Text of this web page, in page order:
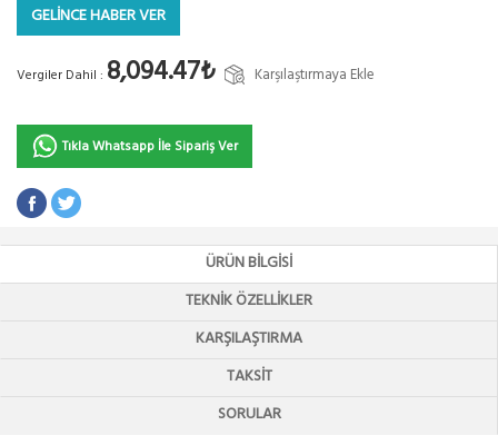
GELİNCE HABER VER
Vergiler Dahil : 8,094.47₺ Karşılaştırmaya Ekle
Tıkla Whatsapp İle Sipariş Ver
ÜRÜN BILGISI
TEKNIK ÖZELLIKLER
KARŞILAŞTIRMA
TAKSIT
SORULAR